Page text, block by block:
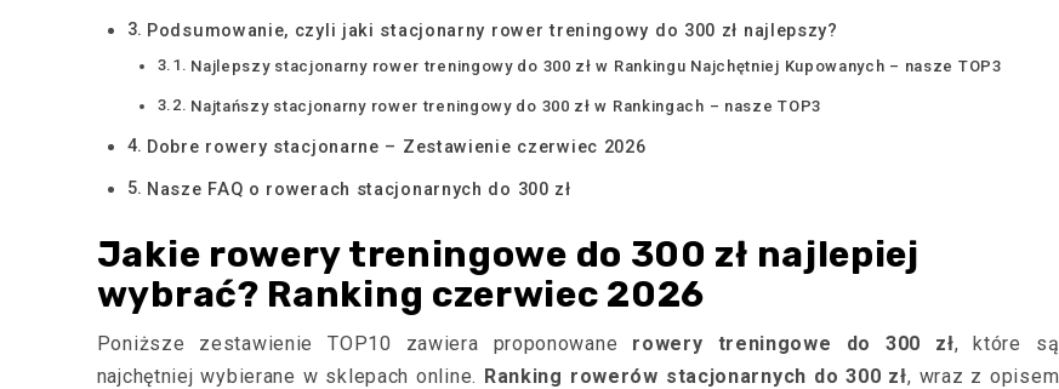
Podsumowanie, czyli jaki stacjonarny rower treningowy do 300 zł najlepszy?
Najlepszy stacjonarny rower treningowy do 300 zł w Rankingu Najchętniej Kupowanych – nasze TOP3
Najtańszy stacjonarny rower treningowy do 300 zł w Rankingach – nasze TOP3
Dobre rowery stacjonarne – Zestawienie czerwiec 2026
Nasze FAQ o rowerach stacjonarnych do 300 zł
Jakie rowery treningowe do 300 zł najlepiej
wybrać? Ranking czerwiec 2026
Poniższe zestawienie TOP10 zawiera proponowane rowery treningowe do 300 zł, które są
najchętniej wybierane w sklepach online. Ranking rowerów stacjonarnych do 300 zł, wraz z opisem